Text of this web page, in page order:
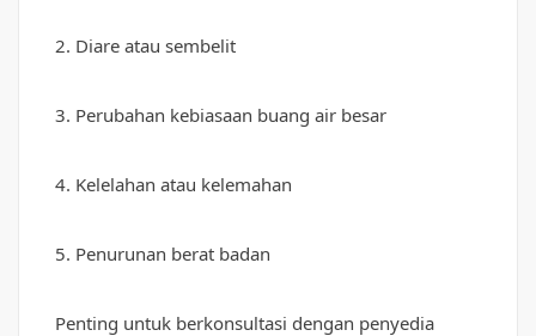
2. Diare atau sembelit
3. Perubahan kebiasaan buang air besar
4. Kelelahan atau kelemahan
5. Penurunan berat badan
Penting untuk berkonsultasi dengan penyedia